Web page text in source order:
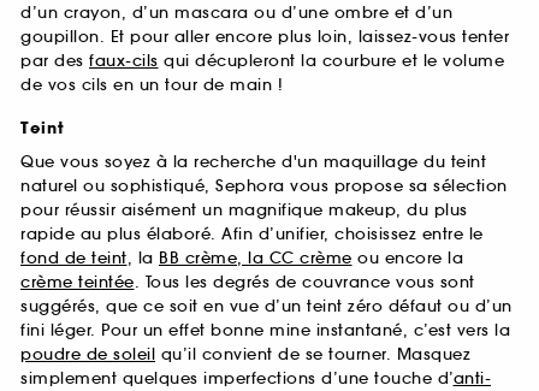
d’un crayon, d’un mascara ou d’une ombre et d’un
goupillon. Et pour aller encore plus loin, laissez-vous tenter
par des faux-cils qui décupleront la courbure et le volume
de vos cils en un tour de main !
Teint
Que vous soyez à la recherche d'un maquillage du teint
naturel ou sophistiqué, Sephora vous propose sa sélection
pour réussir aisément un magnifique makeup, du plus
rapide au plus élaboré. Afin d’unifier, choisissez entre le
fond de teint, la BB crème, la CC crème ou encore la
crème teintée. Tous les degrés de couvrance vous sont
suggérés, que ce soit en vue d’un teint zéro défaut ou d’un
fini léger. Pour un effet bonne mine instantané, c’est vers la
poudre de soleil qu’il convient de se tourner. Masquez
simplement quelques imperfections d’une touche d’anti-